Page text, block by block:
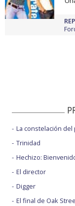
La constelación del
Trinidad
Hechizo:
El director
Digger
El final de Oak